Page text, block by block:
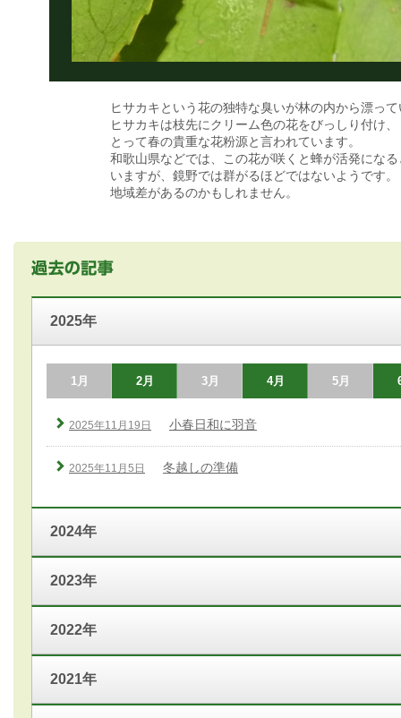
ヒサカキという花の独特な臭いが林の内から漂っ
ヒサカキは枝先にクリーム色の花をびっしり付け
とって春の貴重な花粉源と言われています。
和歌山県などでは、この花が咲くと蜂が活発にな
いますが、鏡野では群がるほどではないようです。
地域差があるのかもしれません。
2025年
1月 2月 3月 4月 5月
2025年11月19日 小春日和に羽音
2025年11月5日 冬越しの準備
2024年
2023年
2022年
2021年